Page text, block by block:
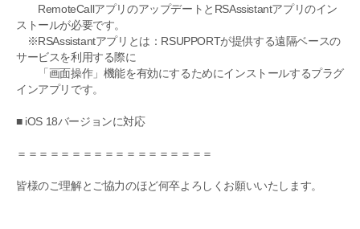
RemoteCallアプリのアップデートとRSAssistantアプリのイン
ストールが必要です。
※RSAssistantアプリとは：RSUPPORTが提供する遠隔ベースの
サービスを利用する際に
「画面操作」機能を有効にするためにインストールするプラグ
インアプリです。
■ iOS 18バージョンに対応
＝＝＝＝＝＝＝＝＝＝＝＝＝＝＝＝＝＝
皆様のご理解とご協力のほど何卒よろしくお願いいたします。